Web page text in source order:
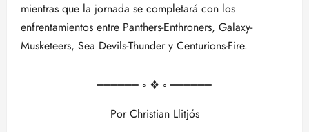
mientras que la jornada se completará con los
enfrentamientos entre Panthers-Enthroners, Galaxy-
Musketeers, Sea Devils-Thunder y Centurions-Fire.
━━━━━━ ◦ ❖ ◦ ━━━━━━
Por Christian Llitjós